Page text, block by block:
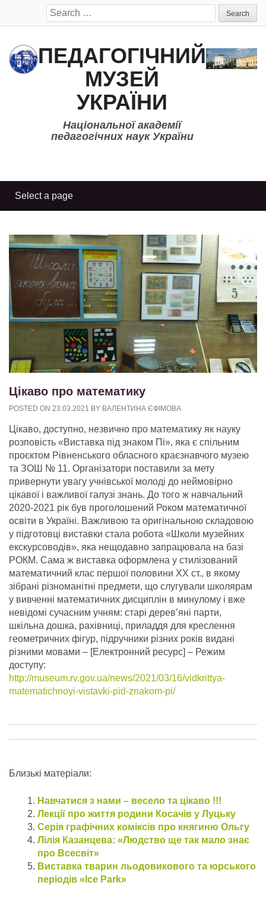
Search
for:
ПЕДАГОГІЧНИЙ
МУЗЕЙ
УКРАЇНИ
Національної академії
педагогічних наук України
Цікаво про математику
POSTED ON 23.03.2021 BY ВАЛЕНТИНА ЄФІМОВА
Цікаво, доступно, незвично про математику як науку
розповість «Виставка під знаком Пі», яка є спільним
проєктом Рівненського обласного краєзнавчого музею
та ЗОШ № 11. Організатори поставили за мету
привернути увагу учнівської молоді до неймовірно
цікавої і важливої галузі знань. До того ж навчальний
2020-2021 рік був проголошений Роком математичної
освіти в Україні. Важливою та оригінальною складовою
у підготовці виставки стала робота «Школи музейних
екскурсоводів», яка нещодавно запрацювала на базі
РОКМ. Сама ж виставка оформлена у стилізований
математичний клас першої половини ХХ ст., в якому
зібрані різноманітні предмети, що слугували школярам
у вивченні математичних дисциплін в минулому і вже
невідомі сучасним учням: старі дерев’яні парти,
шкільна дошка, рахівниці, приладдя для креслення
геометричних фігур, підручники різних років видані
різними мовами – [Електронний ресурс] – Режим
доступу:
http://museum.rv.gov.ua/news/2021/03/16/vidkrittya-
matematichnoyi-vistavki-pid-znakom-pi/
Близькі матеріали:
Навчатися з нами – весело та цікаво !!!
Лекції про життя родини Косачів у Луцьку
Серія графічних коміксів про княгиню Ольгу
Лілія Казанцева: «Людство ще так мало знає
про Всесвіт»
Виставка тварин льодовикового та юрського
періодів «Ice Park»